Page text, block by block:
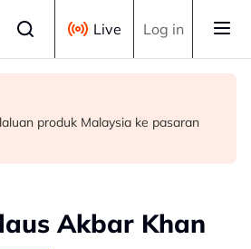
Live Log in
beri penghormatan kepada AJ
Britain tidur di dapur, ambil
produk Malaysia ke pasaran
Akbar Khan